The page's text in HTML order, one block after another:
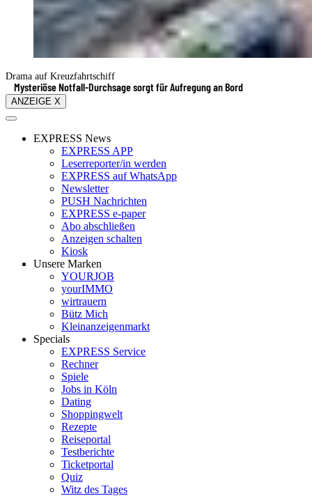
Drama auf Kreuzfahrtschiff
Mysteriöse Notfall-Durchsage sorgt für Aufregung an Bord
ANZEIGE X
EXPRESS News
EXPRESS APP
Leserreporter/in werden
EXPRESS auf WhatsApp
Newsletter
PUSH Nachrichten
EXPRESS e-paper
Abo abschließen
Anzeigen schalten
Kiosk
Unsere Marken
YOURJOB
yourIMMO
wirtrauern
Bütz Mich
Kleinanzeigenmarkt
Specials
EXPRESS Service
Rechner
Spiele
Jobs in Köln
Dating
Shoppingwelt
Rezepte
Reiseportal
Testberichte
Ticketportal
Quiz
Witz des Tages